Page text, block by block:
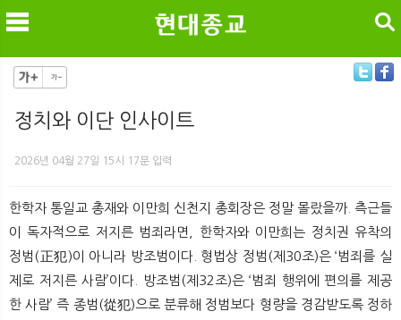
검색
정치와 이단 인사이트
2026년 04월 27일 15시 17분 입력
한학자 통일교 총재와 이만희 신천지 총회장은 정말 몰랐을까. 측근들
이 독자적으로 저지른 범죄라면, 한학자와 이만희는 정치권 유착의
정범(正犯)이 아니라 방조범이다. 형법상 정범(제30조)은 ‘범죄를 실
제로 저지른 사람’이다. 방조범(제32조)은 ‘범죄 행위에 편의를 제공
한 사람’ 즉 종범(從犯)으로 분류해 정범보다 형량을 경감받도록 정하